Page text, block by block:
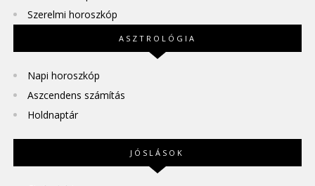
Szerelmi horoszkóp
ASZTROLÓGIA
Napi horoszkóp
Aszcendens számítás
Holdnaptár
JÓSLÁSOK